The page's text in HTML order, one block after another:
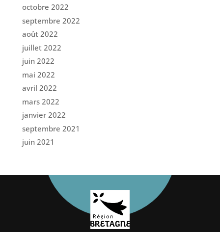
octobre 2022
septembre 2022
août 2022
juillet 2022
juin 2022
mai 2022
avril 2022
mars 2022
janvier 2022
septembre 2021
juin 2021